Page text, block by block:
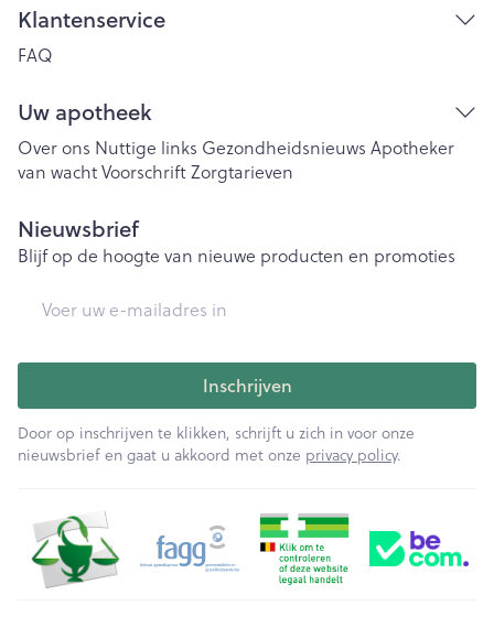
Klantenservice
FAQ
Uw apotheek
Over ons Nuttige links Gezondheidsnieuws Apotheker
van wachtVoorschriftZorgtarieven
Nieuwsbrief
Blijf op de hoogte van nieuwe producten en promoties
Inschrijven
Door op inschrijven te klikken, schrijft u zich in voor onze
nieuwsbrief en gaat u akkoord met onze privacy policy.